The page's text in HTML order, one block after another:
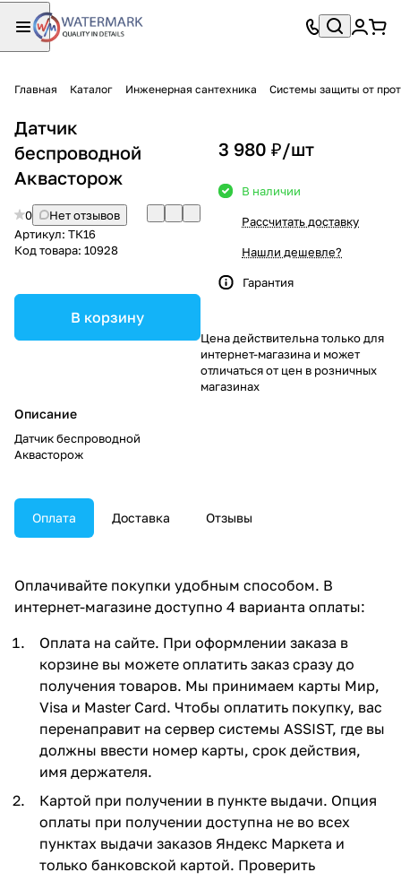
Главная Каталог Инженерная сантехника Системы защиты от
Датчик
беспроводной
Аквасторож
0
Нет отзывов
Артикул: ТК16
Код товара: 10928
В корзину
Описание
Датчик беспроводной
Аквасторож
3 980 ₽/шт
В наличии
Рассчитать доставку
Нашли дешевле?
Гарантия
Цена действительна только для
интернет-магазина и может
отличаться от цен в розничных
магазинах
Оплата Доставка Отзывы
Оплачивайте покупки удобным способом. В
интернет-магазине доступно 4 варианта оплаты:
Оплата на сайте. При оформлении заказа в
корзине вы можете оплатить заказ сразу до
получения товаров. Мы принимаем карты Мир,
Visa и Master Card. Чтобы оплатить покупку, вас
перенаправит на сервер системы ASSIST, где вы
должны ввести номер карты, срок действия,
имя держателя.
Картой при получении в пункте выдачи. Опция
оплаты при получении доступна не во всех
пунктах выдачи заказов Яндекс Маркета и
только банковской картой. Проверить